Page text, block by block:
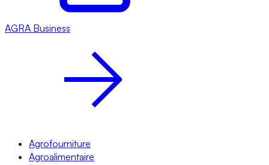
AGRA Business
Agrofourniture
Agroalimentaire